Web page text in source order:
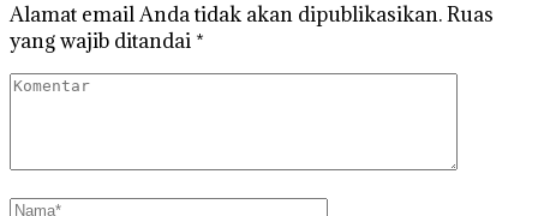
Alamat email Anda tidak akan dipublikasikan.Ruas
yang wajib ditandai *